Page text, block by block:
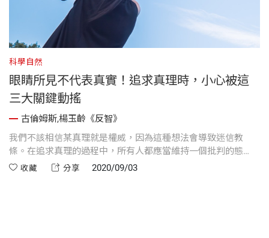
科學自然
眼睛所見不代表真實！追求真理時，小心被這
三大關鍵動搖
古倫姆斯,楊玉齡《反智》
我們不該相信某真理就是權威，因為這種想法會導致迷信教
條。在追求真理的過程中，所有人都應當維持一個批判的態
度，懷疑真實的訴求，不斷地找尋證據。
收藏 分享 2020/09/03